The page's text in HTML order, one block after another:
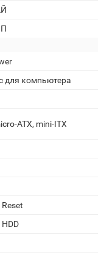
для компьютера
ATX, mini-ITX
Reset
HDD